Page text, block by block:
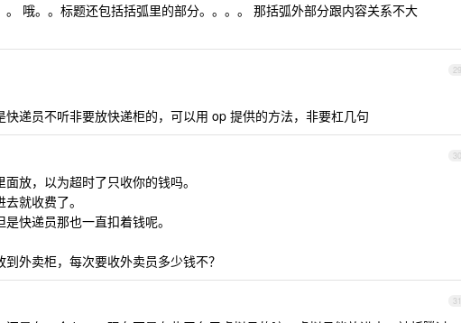
哦。。标题还包括括弧里的部分。。。。 那括弧外部分跟内容关系不大
29
递员不听非要放快递柜的，可以用 op 提供的方法，非要杠几句
30
放，以为超时了只收你的钱吗。
就收费了。
快递员那也一直扣着钱呢。
外卖柜，每次要收外卖员多少钱不？
31